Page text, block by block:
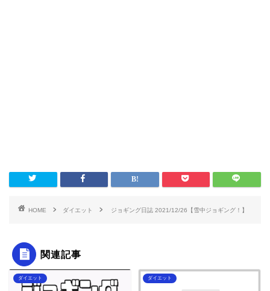
HOME ダイエット ジョギング日誌 2021/12/26【雪中ジョギング！】
関連記事
ダイエット ダイエット